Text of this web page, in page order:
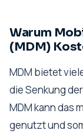
Warum
(MDM)
MDM bietet
die Senkung
MDM kann das
genutzt und